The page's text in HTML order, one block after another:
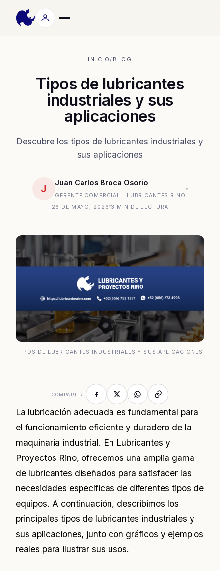
INICIO / BLOG
Tipos de lubricantes
industriales y sus
aplicaciones
Descubre los tipos de lubricantes industriales y
sus aplicaciones
J
Juan Carlos Broca Osorio
GERENTE COMERCIAL · LUBRICANTES RINO
26 DE MAYO, 2026 3 MIN DE LECTURA
TIPOS DE LUBRICANTES INDUSTRIALES Y SUS APLICACIONES
COMPARTIR
La lubricación adecuada es fundamental para
el funcionamiento eficiente y duradero de la
maquinaria industrial. En Lubricantes y
Proyectos Rino, ofrecemos una amplia gama
de lubricantes diseñados para satisfacer las
necesidades específicas de diferentes tipos de
equipos. A continuación, describimos los
principales tipos de lubricantes industriales y
sus aplicaciones, junto con gráficos y ejemplos
reales para ilustrar sus usos.